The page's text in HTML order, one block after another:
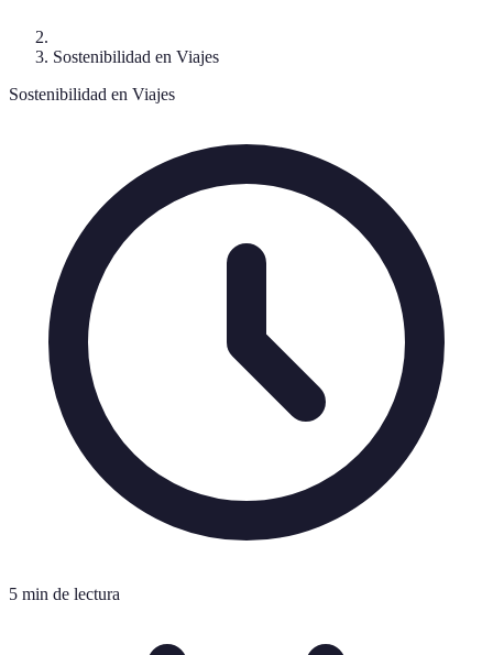
Sostenibilidad en Viajes
Sostenibilidad en Viajes
5 min de lectura